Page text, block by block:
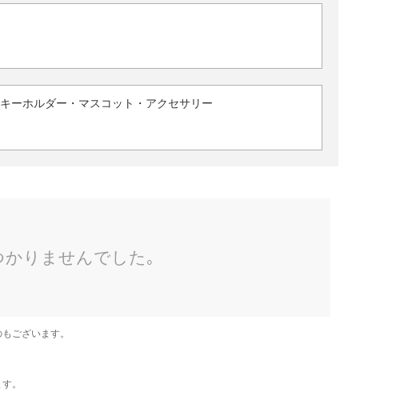
キーホルダー・マスコット・アクセサリー